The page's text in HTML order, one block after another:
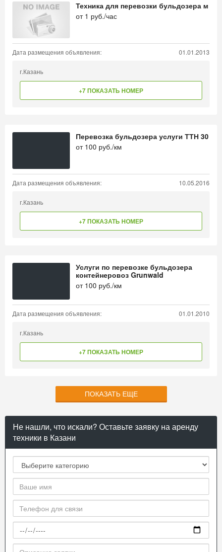
Техника для перевозки бульдозера м
от 1 руб./час
Дата размещения объявления: 01.01.2013
г.Казань
+7 ПОКАЗАТЬ НОМЕР
Перевозка бульдозера услуги ТТН 30
от 100 руб./км
Дата размещения объявления: 10.05.2016
г.Казань
+7 ПОКАЗАТЬ НОМЕР
Услуги по перевозке бульдозера
контейнеровоз Grunwald
от 100 руб./км
Дата размещения объявления: 01.01.2010
г.Казань
+7 ПОКАЗАТЬ НОМЕР
ПОКАЗАТЬ ЕЩЕ
Не нашли, что искали? Оставьте заявку на аренду
техники в Казани